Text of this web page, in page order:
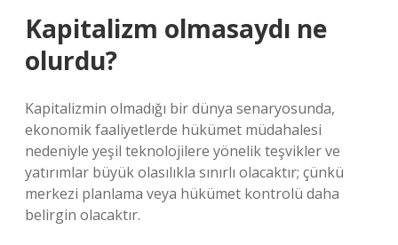
Kapitalizm olmasaydı ne
olurdu?
Kapitalizmin olmadığı bir dünya senaryosunda,
ekonomik faaliyetlerde hükümet müdahalesi
nedeniyle yeşil teknolojilere yönelik teşvikler ve
yatırımlar büyük olasılıkla sınırlı olacaktır; çünkü
merkezi planlama veya hükümet kontrolü daha
belirgin olacaktır.